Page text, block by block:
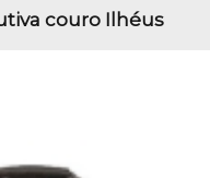
couro Ilhéus